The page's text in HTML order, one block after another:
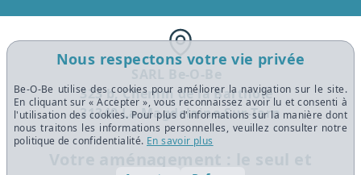
323 b, Chemin de la Barthole
31340 La Magdelaine-Sur-Tarn
Nous respectons votre vie privée
Be-O-Be utilise des cookies pour améliorer la navigation sur le site.
En cliquant sur « Accepter », vous reconnaissez avoir lu et consenti à
l'utilisation des cookies. Pour plus d'informations sur la manière dont
nous traitons les informations personnelles, veuillez consulter notre
politique de confidentialité. En savoir plus